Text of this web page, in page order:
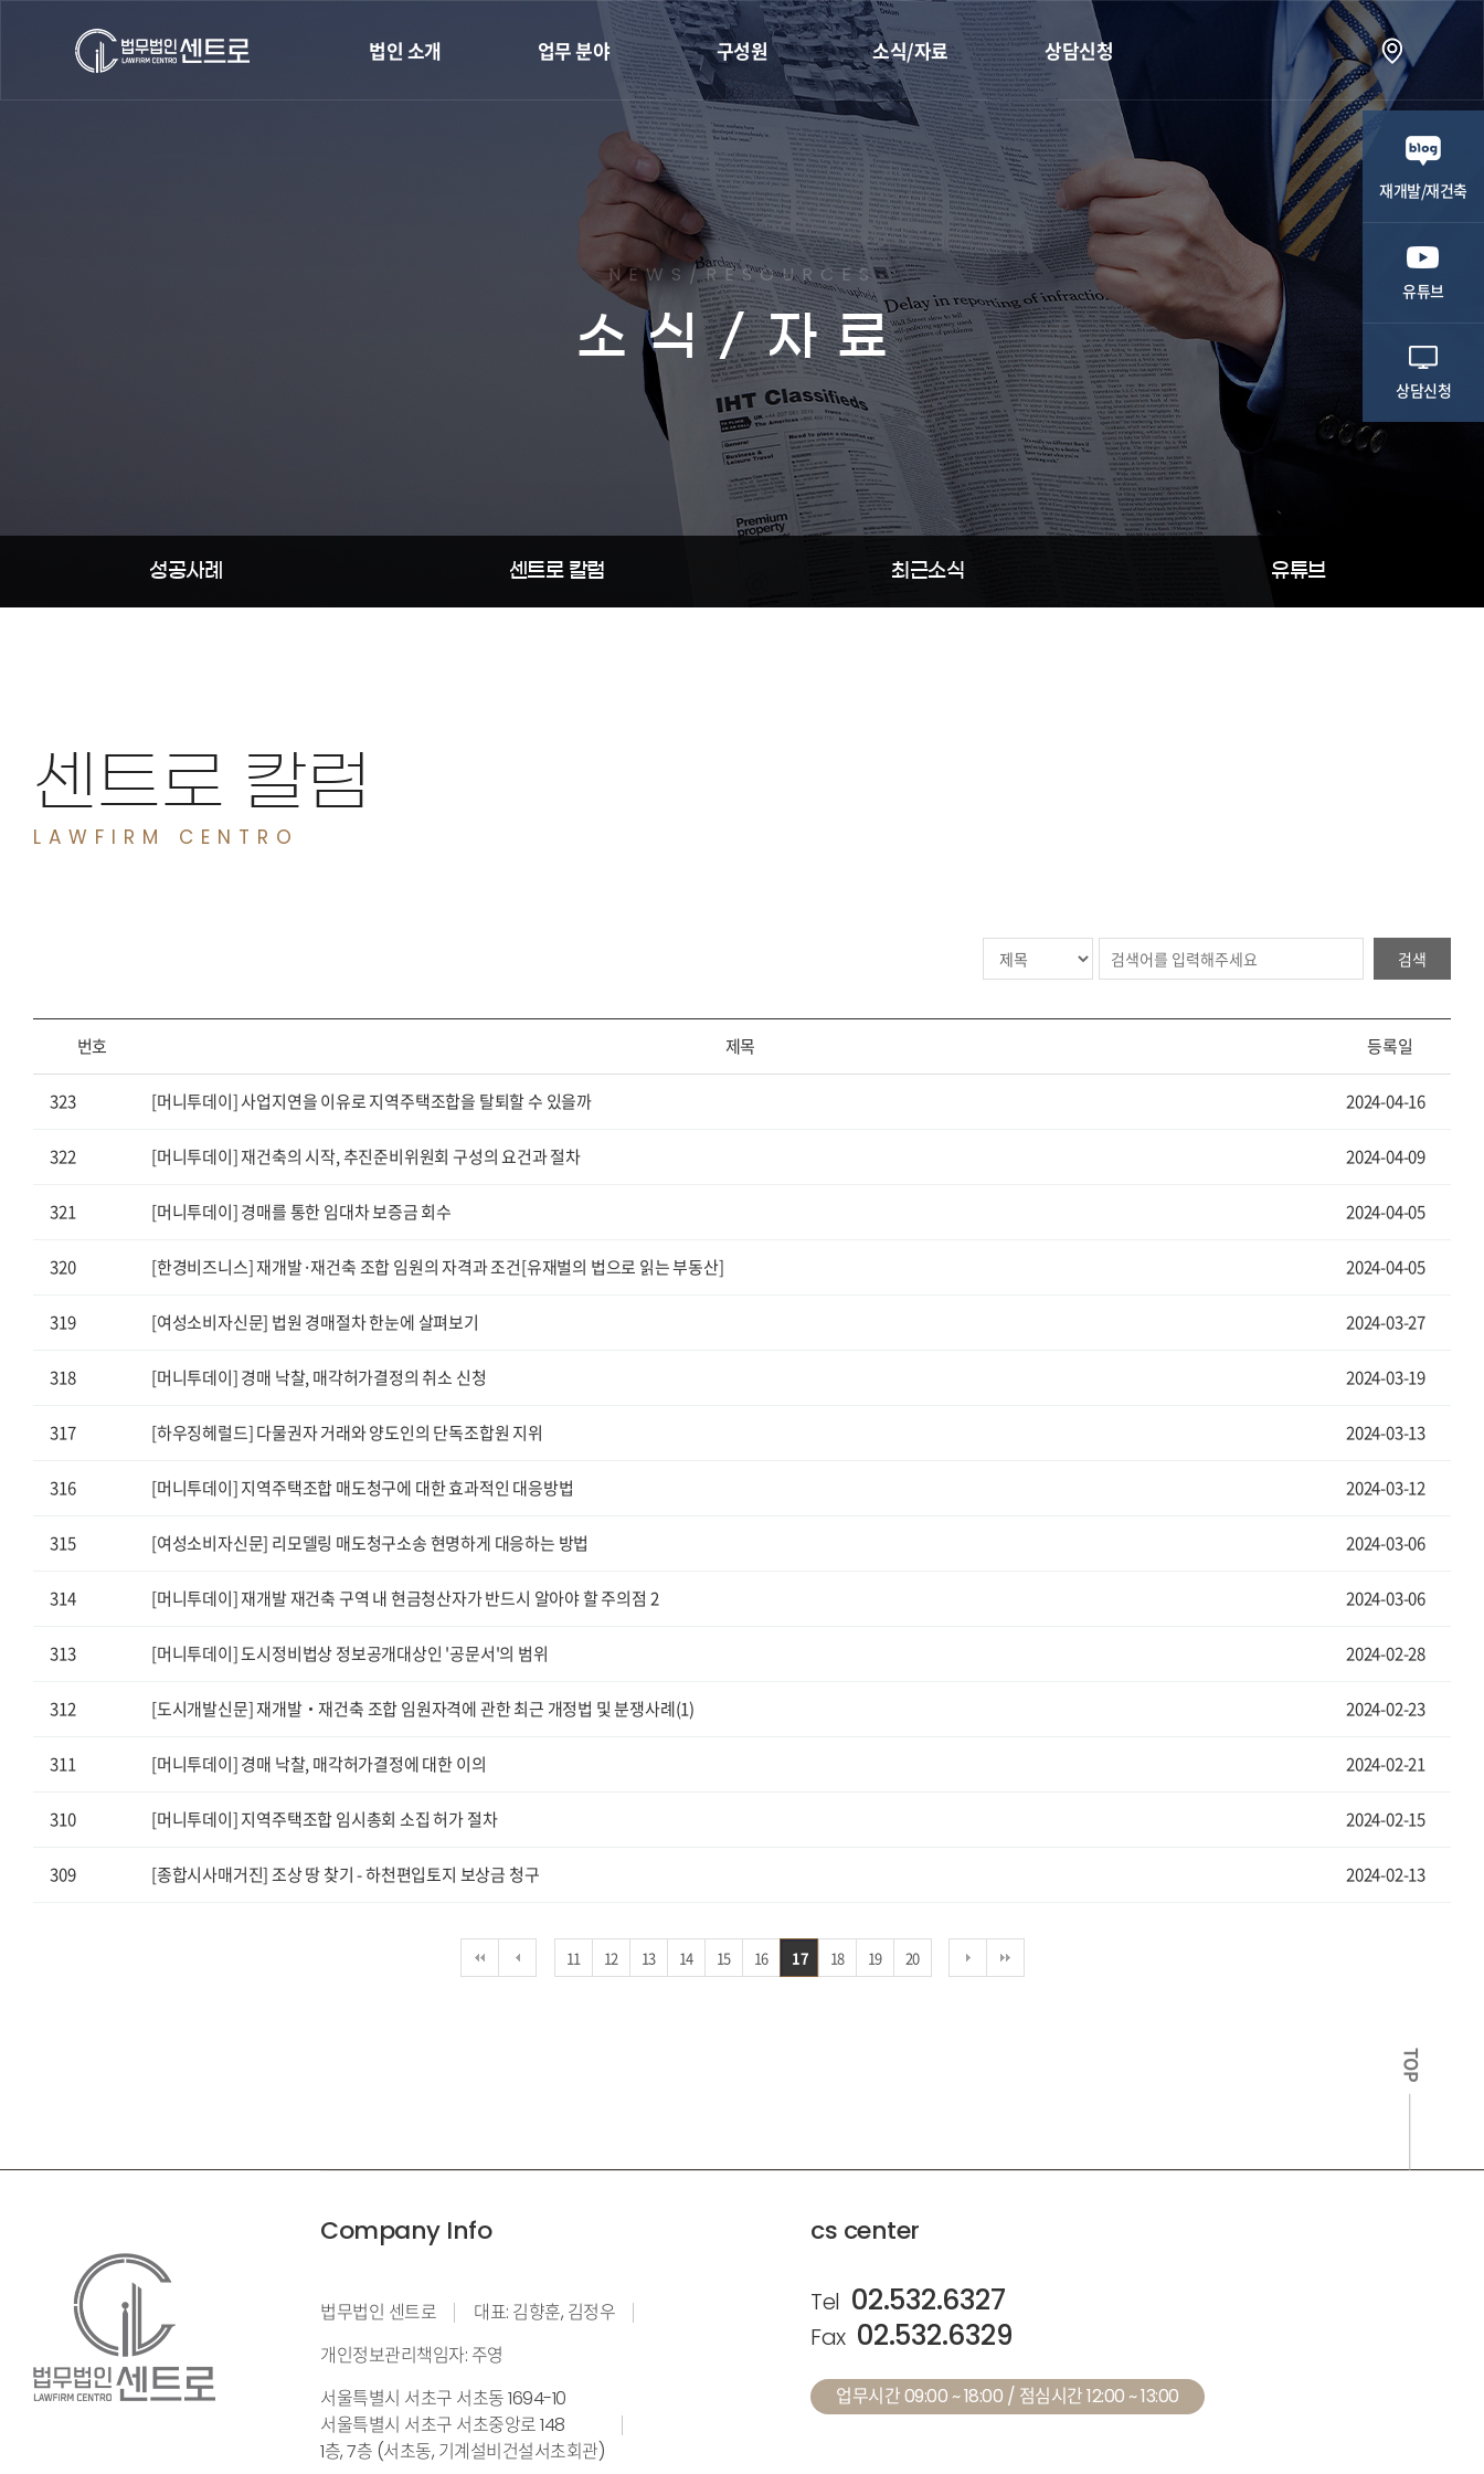
법인 소개 업무 분야
지역주택조합
리모델링
부동산종합관리
조상땅찾기
구성원
전체
대표변호사
변호사
임직원
소식/자료
성공사례
센트로 칼럼
최근소식
유튜브
상담신청
상담신청
재개발/재건축
유튜브
상담신청
NEWS/RESOURCES
소식/자료
성공사례 센트로 칼럼 최근소식 유튜브
센트로 칼럼
검색
번호 제목 등록일
323 [머니투데이] 사업지연을 이유로 지역주택조합을 탈퇴할 수 있을까 2024-04-16
322 [머니투데이] 재건축의 시작, 추진준비위원회 구성의 요건과 절차 2024-04-09
321 [머니투데이] 경매를 통한 임대차 보증금 회수 2024-04-05
320 [한경비즈니스] 재개발·재건축 조합 임원의 자격과 조건[유재벌의 법으로 읽는 부동산] 2024-04-05
319 [여성소비자신문] 법원 경매절차 한눈에 살펴보기 2024-03-27
318 [머니투데이] 경매 낙찰, 매각허가결정의 취소 신청 2024-03-19
317 [하우징헤럴드] 다물권자 거래와 양도인의 단독조합원 지위 2024-03-13
316 [머니투데이] 지역주택조합 매도청구에 대한 효과적인 대응방법 2024-03-12
315 [여성소비자신문] 리모델링 매도청구소송 현명하게 대응하는 방법 2024-03-06
314 [머니투데이] 재개발 재건축 구역 내 현금청산자가 반드시 알아야 할 주의점 2 2024-03-06
313 [머니투데이] 도시정비법상 정보공개대상인 '공문서'의 범위 2024-02-28
312 [도시개발신문] 재개발‧재건축 조합 임원자격에 관한 최근 개정법 및 분쟁사례(1) 2024-02-23
311 [머니투데이] 경매 낙찰, 매각허가결정에 대한 이의 2024-02-21
310 [머니투데이] 지역주택조합 임시총회 소집 허가 절차 2024-02-15
309 [종합시사매거진] 조상 땅 찾기 - 하천편입토지 보상금 청구 2024-02-13
11 12 13 14 15 16 17 18 19 20
Company Info
법무법인 센트로
대표: 김향훈, 김정우
개인정보관리책임자: 주영
서울특별시 서초구 서초동 1694-10
서울특별시 서초구 서초중앙로 148
1층, 7층 (서초동, 기계설비건설서초회관)
cs center
Tel 02.532.6327
Fax 02.532.6329
업무시간 09:00 ~ 18:00 / 점심시간 12:00 ~ 13:00
TOP